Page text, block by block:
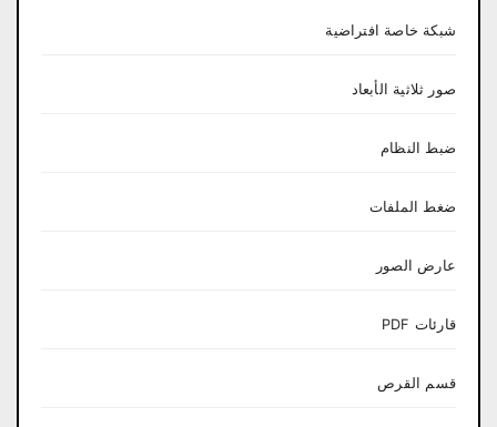
شبكة خاصة افتراضية
صور ثلاثية الأبعاد
ضبط النظام
ضغط الملفات
عارض الصور
قارئات PDF
قسم القرص